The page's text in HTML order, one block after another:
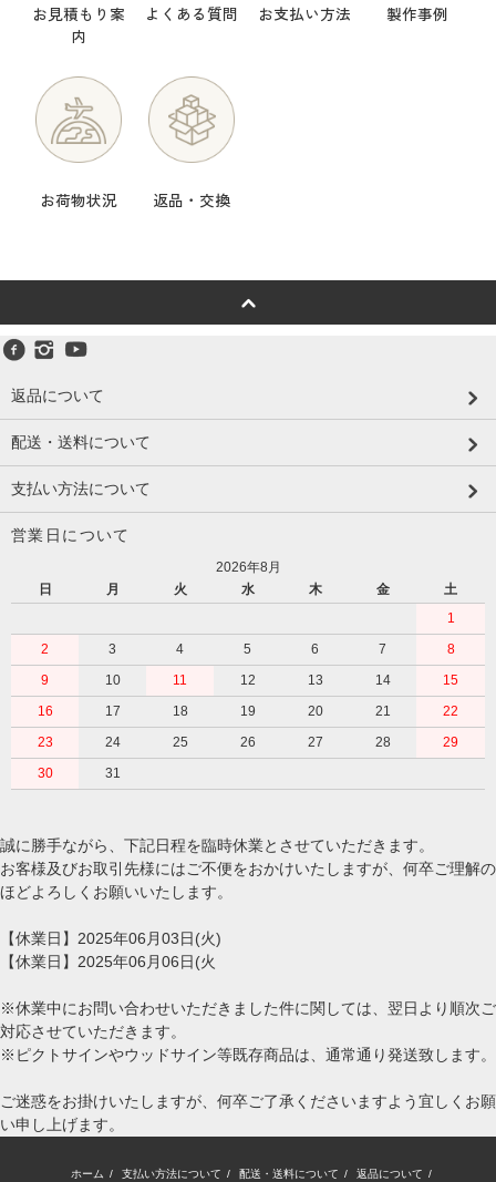
お見積もり案
内
よくある質問 お支払い方法 製作事例
お荷物状況 返品・交換
返品について
配送・送料について
支払い方法について
営業日について
2026年8月
日
月 火 水 木 金
土
1
2
3 4 5 6 7
8
9
10 11 12 13 14
15
16
17 18 19 20 21
22
23
24 25 26 27 28
29
30
31
誠に勝手ながら、下記日程を臨時休業とさせていただきます。
お客様及びお取引先様にはご不便をおかけいたしますが、何卒ご理解の
ほどよろしくお願いいたします。
【休業日】2025年06月03日(火)
【休業日】2025年06月06日(火
※休業中にお問い合わせいただきました件に関しては、翌日より順次ご
対応させていただきます。
※ピクトサインやウッドサイン等既存商品は、通常通り発送致します。
ご迷惑をお掛けいたしますが、何卒ご了承くださいますよう宜しくお願
い申し上げます。
ホーム / 支払い方法について / 配送・送料について / 返品について /